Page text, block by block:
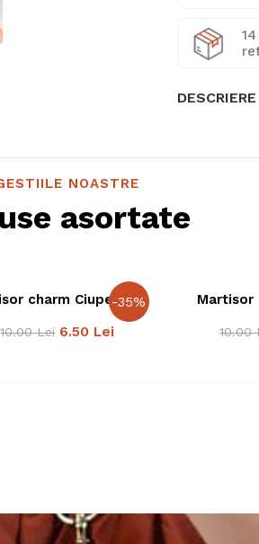
DESCRIERE
NOASTRE
asortate
-35%
charm Ciupercuta
10.00 Lei 6.50 Lei
Martisor
10.00